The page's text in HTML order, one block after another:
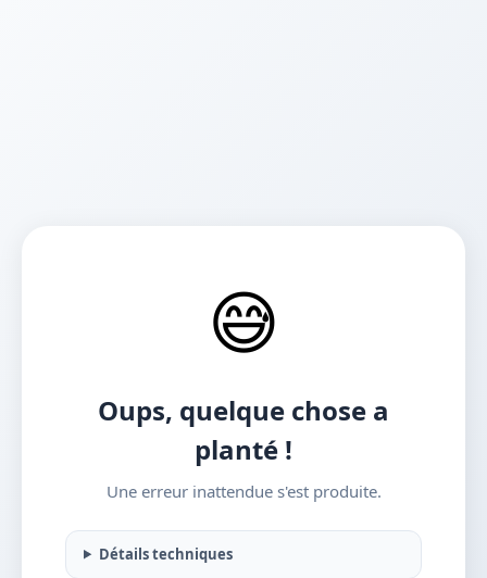
😅
Oups, quelque chose a
planté !
Une erreur inattendue s'est produite.
Détails techniques